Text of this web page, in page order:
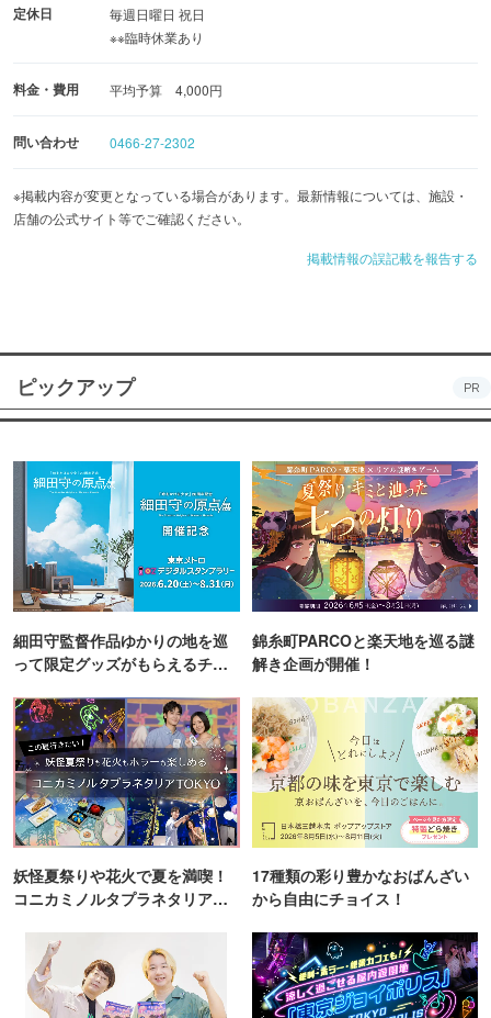
8名様から15名様まで貸切を承っております！
貸切時には2時間飲み放題付きのパーティプランをご用意
◎
＜貸切パーティプラン 4,500円（税込）＞
定休日
毎週日曜日 祝日
※※臨時休業あり
料金・費用 平均予算 4,000円
問い合わせ 0466-27-2302
※掲載内容が変更となっている場合があります。最新情報については、施設・
店舗の公式サイト等でご確認ください。
掲載情報の誤記載を報告する
ピックアップ PR
細田守監督作品ゆかりの地を巡
って限定グッズがもらえるチャ
錦糸町PARCOと楽天地を巡る謎
解き企画が開催！
妖怪夏祭りや花火で夏を満喫！
コニカミノルタプラネタリア
17種類の彩り豊かなおばんざい
から自由にチョイス！